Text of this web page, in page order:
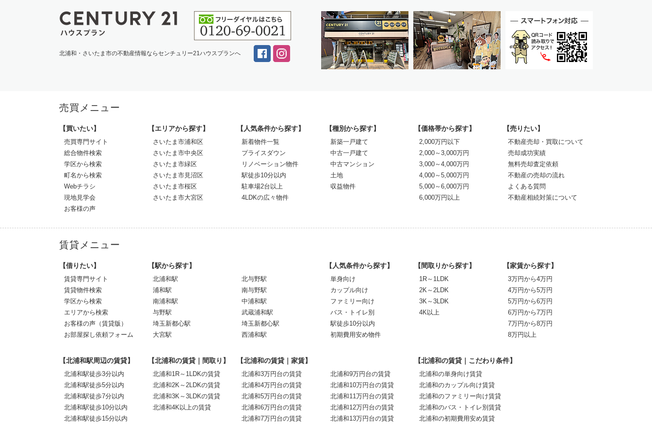
北浦和・さいたま市の不動産情報ならセンチュリー21ハウスプランへ
売買メニュー
【買いたい】
売買専門サイト
総合物件検索
学区から検索
町名から検索
Webチラシ
現地見学会
お客様の声
【エリアから探す】
さいたま市浦和区
さいたま市中央区
さいたま市緑区
さいたま市見沼区
さいたま市桜区
さいたま市大宮区
【人気条件から探す】
新着物件一覧
プライスダウン
リノベーション物件
駅徒歩10分以内
駐車場2台以上
4LDKの広々物件
【種別から探す】
新築一戸建て
中古一戸建て
中古マンション
土地
収益物件
【価格帯から探す】
2,000万円以下
2,000～3,000万円
3,000～4,000万円
4,000～5,000万円
5,000～6,000万円
6,000万円以上
【売りたい】
不動産売却・買取について
売却成功実績
無料売却査定依頼
不動産の売却の流れ
よくある質問
不動産相続対策について
賃貸メニュー
【借りたい】
賃貸専門サイト
賃貸物件検索
学区から検索
エリアから検索
お客様の声（賃貸版）
お部屋探し依頼フォーム
【駅から探す】
北浦和駅
浦和駅
南浦和駅
与野駅
埼玉新都心駅
大宮駅
北与野駅
南与野駅
中浦和駅
武蔵浦和駅
埼玉新都心駅
西浦和駅
【人気条件から探す】
単身向け
カップル向け
ファミリー向け
バス・トイレ別
駅徒歩10分以内
初期費用安め物件
【間取りから探す】
1R～1LDK
2K～2LDK
3K～3LDK
4K以上
【家賃から探す】
3万円から4万円
4万円から5万円
5万円から6万円
6万円から7万円
7万円から8万円
8万円以上
【北浦和駅周辺の賃貸】
北浦和駅徒歩3分以内
北浦和駅徒歩5分以内
北浦和駅徒歩7分以内
北浦和駅徒歩10分以内
北浦和駅徒歩15分以内
【北浦和の賃貸｜間取り】
北浦和1R～1LDKの賃貸
北浦和2K～2LDKの賃貸
北浦和3K～3LDKの賃貸
北浦和4K以上の賃貸
【北浦和の賃貸｜家賃】
北浦和3万円台の賃貸
北浦和4万円台の賃貸
北浦和5万円台の賃貸
北浦和6万円台の賃貸
北浦和7万円台の賃貸
北浦和9万円台の賃貸
北浦和10万円台の賃貸
北浦和11万円台の賃貸
北浦和12万円台の賃貸
北浦和13万円台の賃貸
【北浦和の賃貸｜こだわり条件】
北浦和の単身向け賃貸
北浦和のカップル向け賃貸
北浦和のファミリー向け賃貸
北浦和のバス・トイレ別賃貸
北浦和の初期費用安め賃貸